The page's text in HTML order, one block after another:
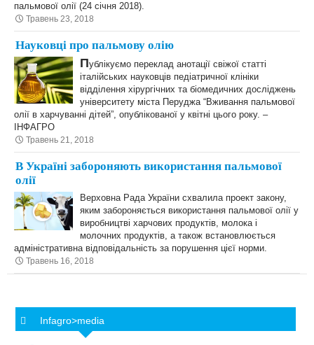
пальмової олії (24 січня 2018).
Травень 23, 2018
Науковці про пальмову олію
Публікуємо переклад анотації свіжої статті
італійських науковців педіатричної клініки
відділення хірургічних та біомедичних досліджень
університету міста Перуджа “Вживання пальмової
олії в харчуванні дітей”, опублікованої у квітні цього року. –
ІНФАГРО
Травень 21, 2018
В Україні забороняють використання пальмової
олії
Верховна Рада України схвалила проект закону,
яким забороняється використання пальмової олії у
виробництві харчових продуктів, молока і
молочних продуктів, а також встановлюється
адміністративна відповідальність за порушення цієї норми.
Травень 16, 2018
Infagro>media